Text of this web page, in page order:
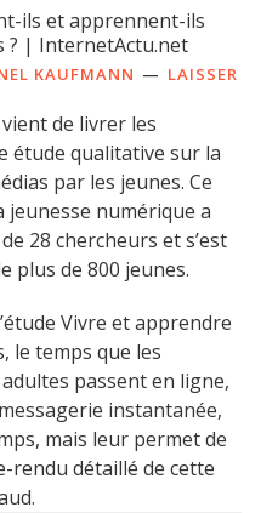
ils et apprennent-ils
? | InternetActu.net
KAUFMANN
LAISSER
de livrer les
étude qualitative sur la
par les jeunes. Ce
numérique a
28 chercheurs et s’est
plus de 800 jeunes.
Vivre et apprendre
le temps que les
passent en ligne,
instantanée,
mais leur permet de
rendu détaillé de cette